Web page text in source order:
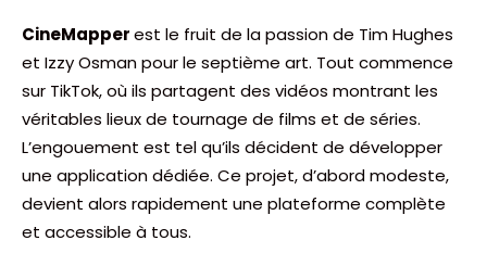
CineMapperest le fruit de la passion de Tim Hughes
et Izzy Osman pour le septième art. Tout commence
sur TikTok, où ils partagent des vidéos montrant les
véritables lieux de tournage de films et de séries.
L’engouement est tel qu’ils décident de développer
une application dédiée. Ce projet, d’abord modeste,
devient alors rapidement une plateforme complète
et accessible à tous.